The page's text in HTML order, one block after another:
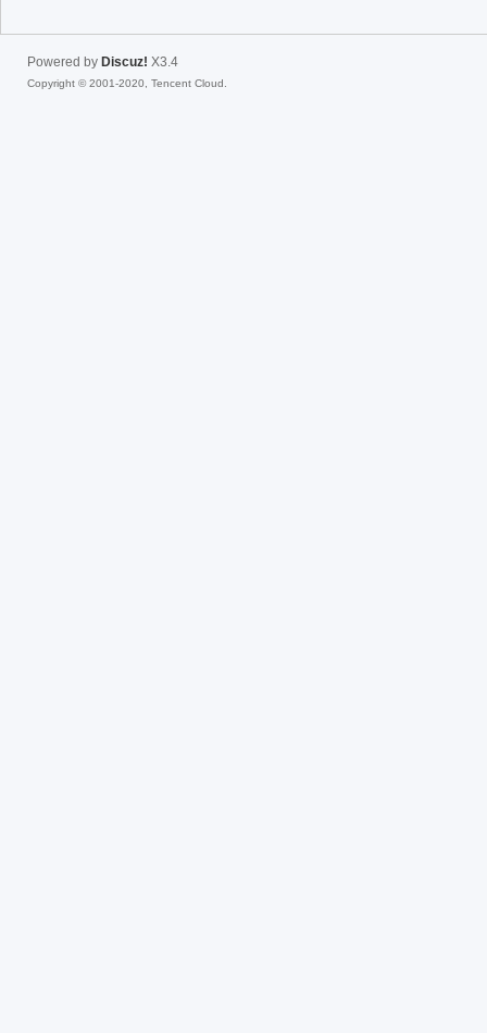
Powered by Discuz! X3.4
Copyright © 2001-2020, Tencent Cloud.